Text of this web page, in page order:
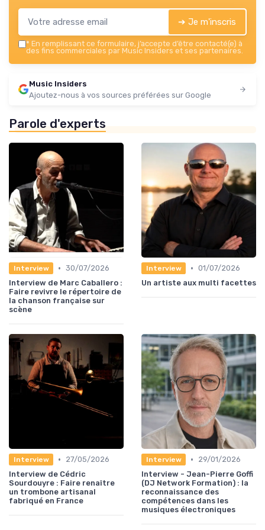
➔ Je m'inscris
* En remplissant ce formulaire, j’accepte d’être contacté(e) à
des fins commerciales par Music Insiders et ses partenaires.
Music Insiders
Ajoutez-nous à vos sources préférées sur Google
Parole d'experts
Interview • 30/07/2026
Interview de Marc Caballero :
Faire revivre le répertoire de
la chanson française sur
scène
Interview • 01/07/2026
Un artiste aux multi facettes
Interview •
27/05/2026
Interview de Cédric
Sourdouyre : Faire renaître
un trombone artisanal
fabriqué en France
Interview •
29/01/2026
Interview - Jean-Pierre Goffi
(DJ Network Formation) : la
reconnaissance des
compétences dans les
musiques électroniques